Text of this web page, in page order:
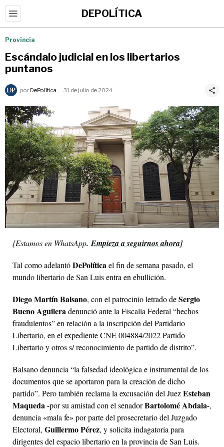
DEPOLÍTICA
Provincia
Escándalo judicial en los libertarios
puntanos
por DePolítica 31 de julio de 2024
[Estamos en WhatsApp.Empieza a seguirnos ahora]
Tal como adelantóDePolíticael fin de semana pasado, el
mundo libertario de San Luis entra en ebullición.
Diego Martín Balsano, con el patrocinio letrado deSergio
Bueno Aguileradenunció ante la Fiscalía Federal “hechos
fraudulentos” en relación a la inscripción del Partidario
Libertario, en el expediente CNE 004884/2022 Partido
Libertario y otros s/ reconocimiento de partido de distrito”.
Balsano denuncia “la falsedad ideológica e instrumental de los
documentos que se aportaron para la creación de dicho
partido”. Pero también reclama la excusación del JuezEsteban
Maqueda-por su amistad con el senadorBartolomé Abdala-,
denuncia «mala fe» por parte del prosecretario del Juzgado
Electoral, Guillermo Pérez, y solicita indagatoria para
dirigentes del espacio libertario en la provincia de San Luis.